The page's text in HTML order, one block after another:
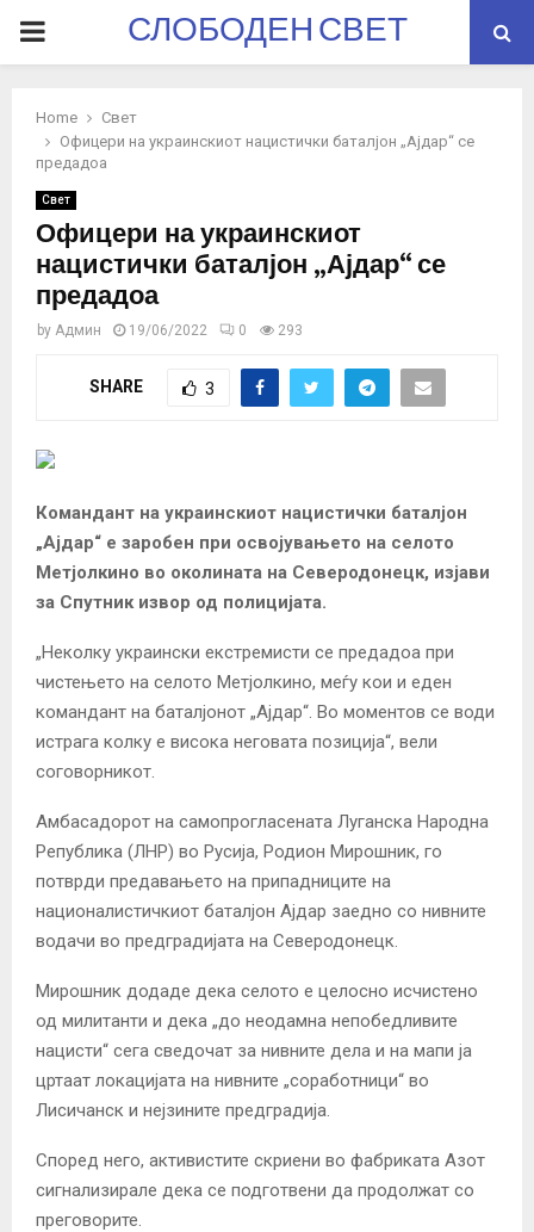
PRIMARYСЛОБОДЕН СВЕТ
Home
Свет
Офицери на украинскиот нацистички баталјон „Ајдар“ се
предадоа
Свет
Офицери на украинскиот
нацистички баталјон „Ајдар“ се
предадоа
by Админ 19/06/2022 0 293
SHARE 3
Командант на украинскиот нацистички баталјон
„Ајдар“ е заробен при освојувањето на селото
Метјолкино во околината на Северодонецк, изјави
за Спутник извор од полицијата.
„Неколку украински екстремисти се предадоа при
чистењето на селото Метјолкино, меѓу кои и еден
командант на баталјонот „Ајдар“. Во моментов се води
истрага колку е висока неговата позиција“, вели
соговорникот.
Амбасадорот на самопрогласената Луганска Народна
Република (ЛНР) во Русија, Родион Мирошник, го
потврди предавањето на припадниците на
националистичкиот баталјон Ајдар заедно со нивните
водачи во предградијата на Северодонецк.
Мирошник додаде дека селото е целосно исчистено
од милитанти и дека „до неодамна непобедливите
нацисти“ сега сведочат за нивните дела и на мапи ја
цртаат локацијата на нивните „соработници“ во
Лисичанск и нејзините предградија.
Според него, активистите скриени во фабриката Азот
сигнализирале дека се подготвени да продолжат со
преговорите.